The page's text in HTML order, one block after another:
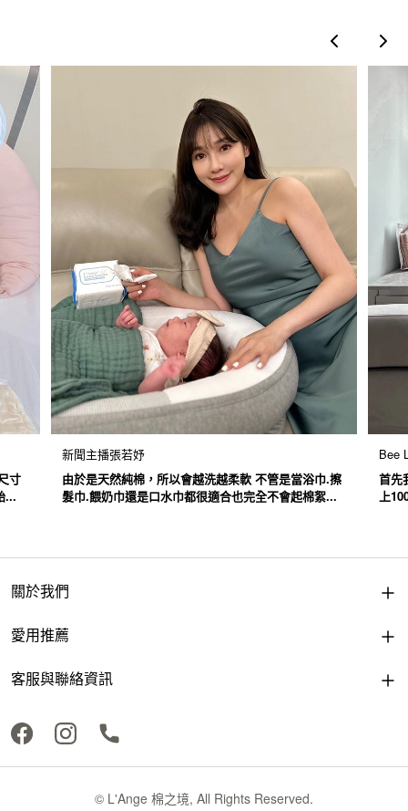
寸
...
新聞主播張若妤
由於是天然純棉，所以會越洗越柔軟 不管是當浴巾.擦
髮巾.餵奶巾還是口水巾都很適合也完全不會起棉絮...
Bee
首先
上
關於我們
愛用推薦
客服與聯絡資訊
© L'Ange 棉之境, All Rights Reserved.